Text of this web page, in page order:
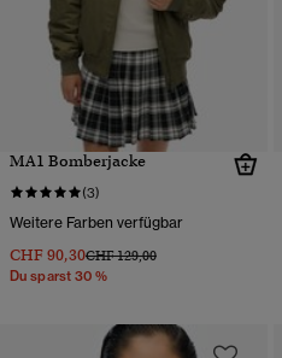
MA1 Bomberjacke
(3)
Weitere Farben verfügbar
CHF 90,30Preis wurde reduziert von
CHF 129,00bis
Du sparst 30 %